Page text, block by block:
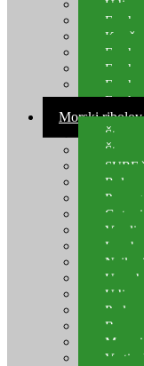
Udice
Feeder
Kopče
Feeder
Morski ribolov
SURF
Role
Lov
Najloni
Udice
Perle
Brum